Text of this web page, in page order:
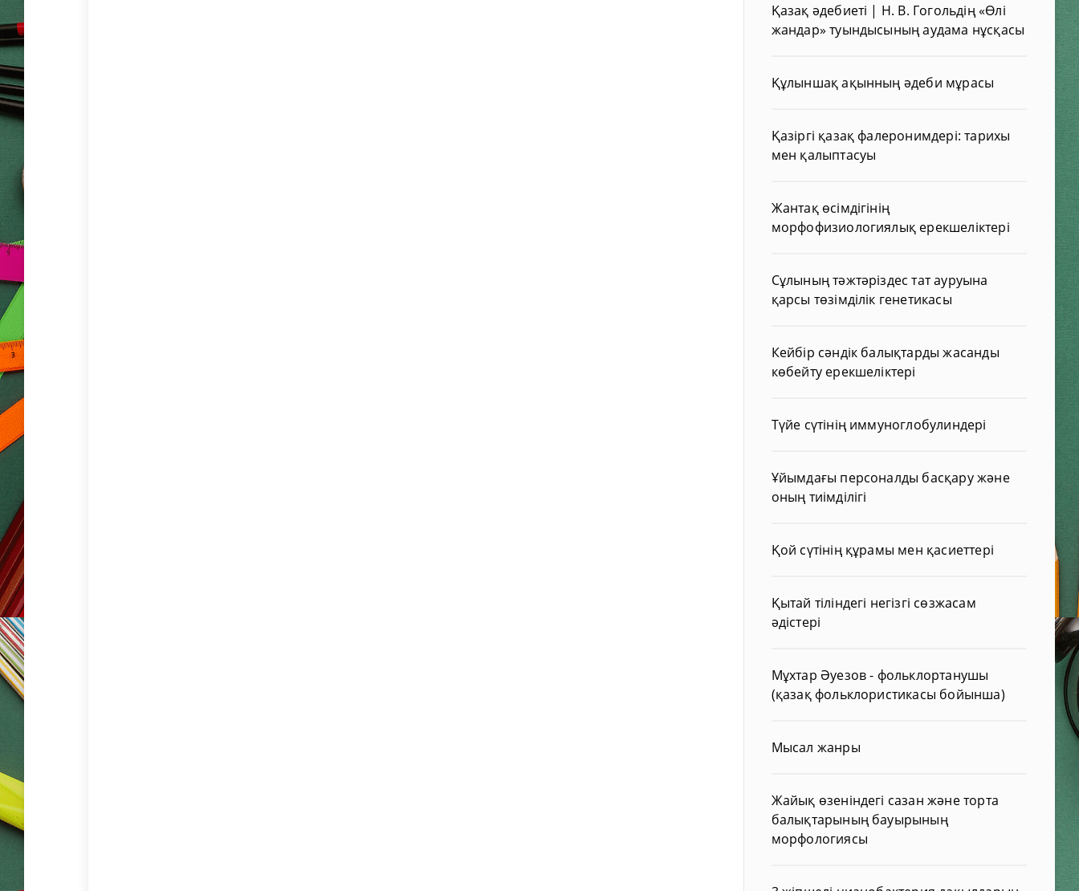
Қазақ әдебиеті | Н. В. Гогольдің «Өлі
жандар» туындысының аудама нұсқасы
Құлыншақ ақынның әдеби мұрасы
Қазіргі қазақ фалеронимдері: тарихы
мен қалыптасуы
Жантақ өсімдігінің
морфофизиологиялық ерекшеліктері
Сұлының тәжтәріздес тат ауруына
қарсы төзімділік генетикасы
Кейбір сәндік балықтарды жасанды
көбейту ерекшеліктері
Түйе сүтінің иммуноглобулиндері
Ұйымдағы персоналды басқару және
оның тиімділігі
Қой сүтінің құрамы мен қасиеттері
Қытай тіліндегі негізгі сөзжасам
әдістері
Мұхтар Әуезов - фольклортанушы
(қазақ фольклористикасы бойынша)
Мысал жанры
Жайық өзеніндегі сазан және торта
балықтарының бауырының
морфологиясы